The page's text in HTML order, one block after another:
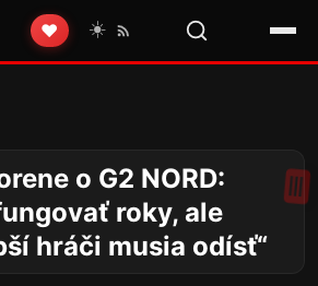
❤️ ☀️
o G2 NORD:
roky, ale
hráči musia odísť“